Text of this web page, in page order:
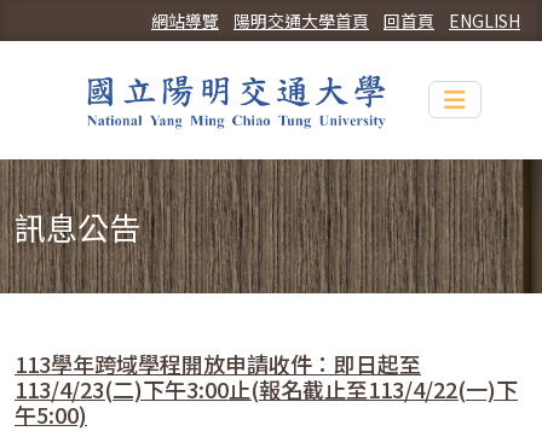
ENGLISH
回首頁
陽明交通大學首頁
網站導覽
Toggle
訊息公告
113學年跨域學程開放申請收件：即日起至
113/4/23(二)下午3:00止(報名截止至113/4/22(一)下
午5:00)